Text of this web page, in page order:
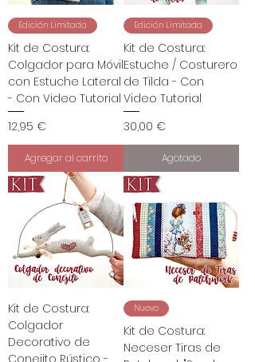
Edición Limitada
Kit de Costura:
Colgador para Móvil
con Estuche Lateral
- Con Video Tutorial
Precio
12,95 €
Agregar al carrito
Edición Limitada
Kit de Costura:
Estuche / Costurero
de Tilda - Con
Video Tutorial
Precio
30,00 €
Agotado
Kit de Costura:
Colgador
Decorativo de
Nuevo
Kit de Costura:
Neceser Tiras de